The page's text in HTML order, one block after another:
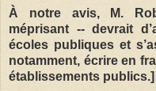
À notre avis, M.
méprisant -- devrait
écoles publiques et
notamment, écrire en
établissements publics.]